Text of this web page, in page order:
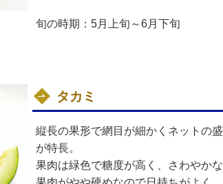
旬の時期：5月上旬～6月下旬
タカミ
縦長の果形で網目が細かくネットの
が特長。
果肉は緑色で糖度が高く、さわやかな